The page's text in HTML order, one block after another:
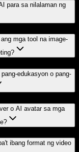
para sa nilalaman ng
mga tool na image-
edukasyon o pang-
o AI avatar sa mga
ibang format ng video